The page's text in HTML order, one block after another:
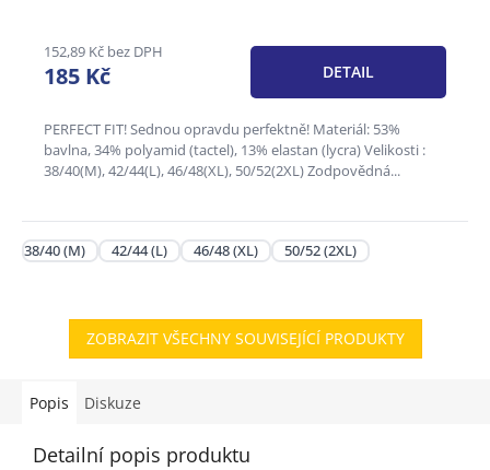
je
3,0
z
hvězdiček.
152,89 Kč bez DPH
185 Kč DETAIL
PERFECT FIT! Sednou opravdu perfektně! Materiál: 53%
bavlna, 34% polyamid (tactel), 13% elastan (lycra) Velikosti :
38/40(M), 42/44(L), 46/48(XL), 50/52(2XL) Zodpovědná...
38/40 (M) 42/44 (L) 46/48 (XL) 50/52 (2XL)
ZOBRAZIT VŠECHNY SOUVISEJÍCÍ PRODUKTY
Popis Diskuze
Detailní popis produktu